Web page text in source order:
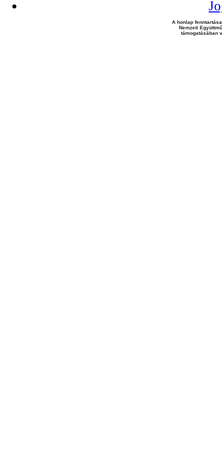
A honlap
Nemzeti
támogatásában